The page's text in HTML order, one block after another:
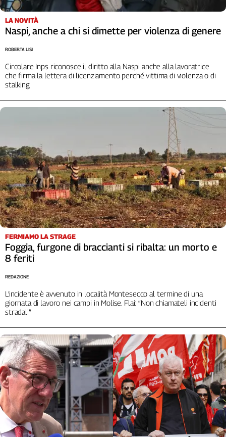
L'Italia
nel
Lavoro
Territori
Abruzzo-
Molise
Campania
Emilia-
Romagna
Friuli
Venezia
Giulia
Lazio
Liguria
Lombardia
Marche
Sardegna
Sicilia
Trentino
Umbria
Valle
D'Aosta
Veneto
Archivio
Storico
1955-
2014
LA NOVITÀ
Naspi, anche a chi si dimette per violenza di genere
Circolare Inps riconosce il diritto alla Naspi anche alla lavoratrice
che firma la lettera di licenziamento perché vittima di violenza o di
stalking
ROBERTA LISI
FERMIAMO LA STRAGE
Foggia, furgone di braccianti si ribalta: un morto e
8 feriti
L’incidente è avvenuto in località Montesecco al termine di una
giornata di lavoro nei campi in Molise. Flai: “Non chiamateli incidenti
stradali”
REDAZIONE